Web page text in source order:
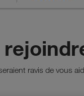
ravis de vous